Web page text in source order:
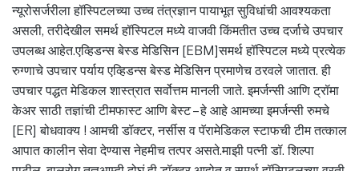
न्यूरोसर्जरीला हॉस्पिटलच्या उच्च तंत्रज्ञान पायाभूत सुविधांची आवश्यकता
असली, तरीदेखील समर्थ हॉस्पिटल मध्ये वाजवी किंमतीत उच्च दर्जाचे उपचार
उपलब्ध आहेत.एव्हिडन्स बेस्ड मेडिसिन [EBM]समर्थ हॉस्पिटल मध्ये प्रत्येक
रुग्णाचे उपचार पर्याय एव्हिडन्स बेस्ड मेडिसिन प्रमाणेच ठरवले जातात. ही
उपचार पद्धत मेडिकल शास्त्रात सर्वोत्तम मानली जाते. इमर्जन्सी आणि ट्रॉमा
केअर साठी तज्ञांची टीमफास्ट आणि बेस्ट – हे आहे आमच्या इमर्जन्सी रुमचे
[ER] बोधवाक्य ! आमची डॉक्टर, नर्सीस व पॅरामेडिकल स्टाफची टीम तत्काल
आपात कालीन सेवा देण्यास नेहमीच तत्पर असते.माझी पत्नी डॉ. शिल्पा